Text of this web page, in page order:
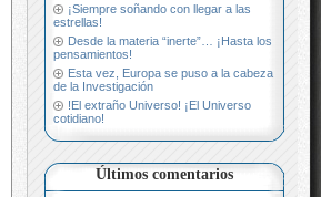
¡Siempre soñando con llegar a las
estrellas!
Desde la materia “inerte”… ¡Hasta los
pensamientos!
Esta vez, Europa se puso a la cabeza
de la Investigación
!El extraño Universo! ¡El Universo
cotidiano!
Últimos comentarios